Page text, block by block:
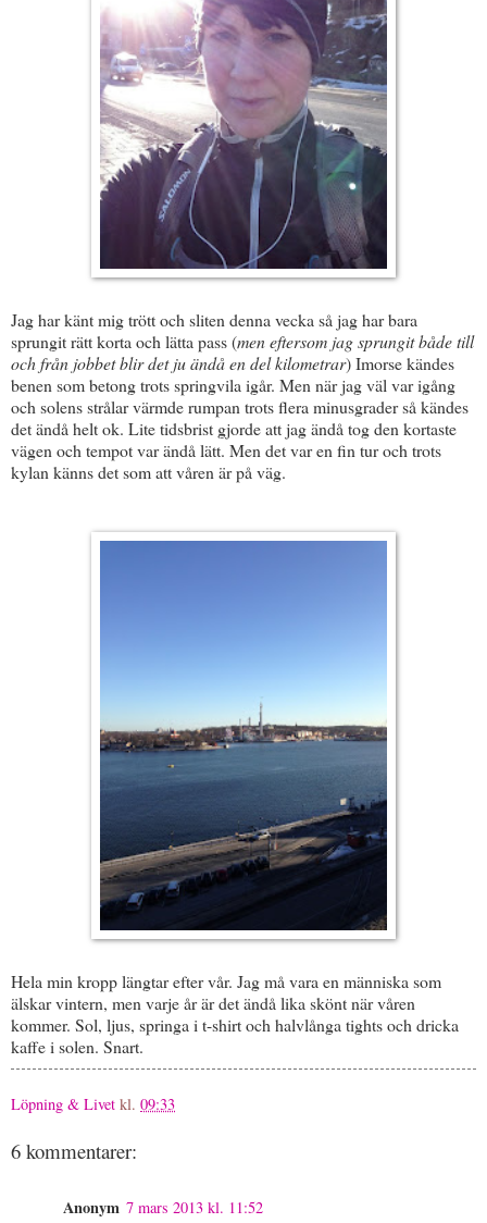
Jag har känt mig trött och sliten denna vecka så jag har bara
sprungit rätt korta och lätta pass (men eftersom jag sprungit både till
och från jobbet blir det ju ändå en del kilometrar) Imorse kändes
benen som betong trots springvila igår. Men när jag väl var igång
och solens strålar värmde rumpan trots flera minusgrader så kändes
det ändå helt ok. Lite tidsbrist gjorde att jag ändå tog den kortaste
vägen och tempot var ändå lätt. Men det var en fin tur och trots
kylan känns det som att våren är på väg.
Hela min kropp längtar efter vår. Jag må vara en människa som
älskar vintern, men varje år är det ändå lika skönt när våren
kommer. Sol, ljus, springa i t-shirt och halvlånga tights och dricka
kaffe i solen. Snart.
Löpning & Livet kl. 09:33
6 kommentarer:
Anonym 7 mars 2013 kl. 11:52